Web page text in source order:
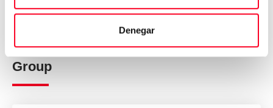
Denegar
Opiniones de quienes han
comprado su máquina en 3Axis
Group